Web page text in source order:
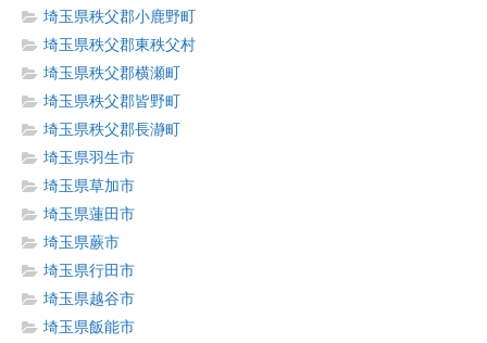
埼玉県秩父郡小鹿野町
埼玉県秩父郡東秩父村
埼玉県秩父郡横瀬町
埼玉県秩父郡皆野町
埼玉県秩父郡長瀞町
埼玉県羽生市
埼玉県草加市
埼玉県蓮田市
埼玉県蕨市
埼玉県行田市
埼玉県越谷市
埼玉県飯能市